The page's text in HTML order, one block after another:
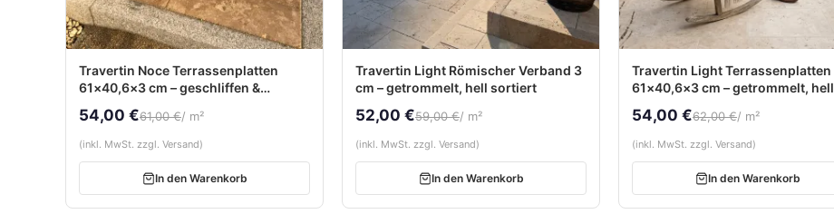
Travertin Noce Terrassenplatten
61×40,6×3 cm – geschliffen &
54,00 €61,00 €/ m²
(inkl. MwSt. zzgl. Versand)
In den Warenkorb
Travertin Light Römischer Verband 3
cm – getrommelt, hell sortiert
52,00 €59,00 €/ m²
(inkl. MwSt. zzgl. Versand)
In den Warenkorb
Travertin Light Terrassenplatten
61×40,6×3 cm – getrommelt, hell
54,00 €62,00 €/ m²
(inkl. MwSt. zzgl. Versand)
In den Warenkorb